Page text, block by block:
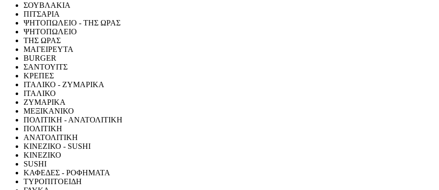
ΣΟΥΒΛΑΚΙΑ
ΠΙΤΣΑΡΙΑ
ΨΗΤΟΠΩΛΕΙΟ - ΤΗΣ ΩΡΑΣ
ΨΗΤΟΠΩΛΕΙΟ
ΤΗΣ ΩΡΑΣ
ΜΑΓΕΙΡΕΥΤΑ
BURGER
ΣΑΝΤΟΥΙΤΣ
ΚΡΕΠΕΣ
ΙΤΑΛΙΚΟ - ΖΥΜΑΡΙΚΑ
ΙΤΑΛΙΚΟ
ΖΥΜΑΡΙΚΑ
ΜΕΞΙΚΑΝΙΚΟ
ΠΟΛΙΤΙΚΗ - ΑΝΑΤΟΛΙΤΙΚΗ
ΠΟΛΙΤΙΚΗ
ΑΝΑΤΟΛΙΤΙΚΗ
ΚΙΝΕΖΙΚΟ - SUSHI
ΚΙΝΕΖΙΚΟ
SUSHI
ΚΑΦΕΔΕΣ - ΡΟΦΗΜΑΤΑ
ΤΥΡΟΠΙΤΟΕΙΔΗ